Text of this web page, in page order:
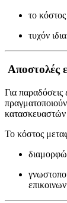
το
τυχόν
Αποστολές
Για παραδόσεις
κατασκευαστών
Το κόστος